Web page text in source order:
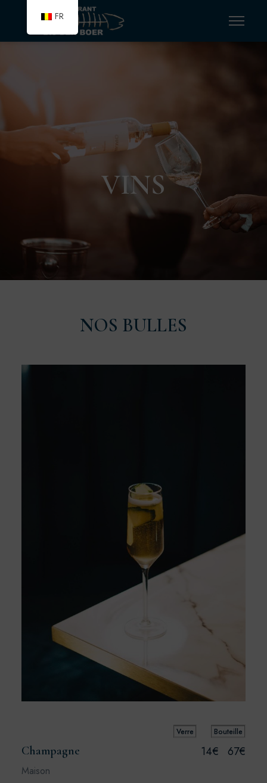
VINS
NOS BULLES
Verre Bouteille
Champagne 14€ 67€
Maison
FR